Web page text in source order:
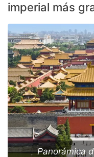
imperial más
Panorámica